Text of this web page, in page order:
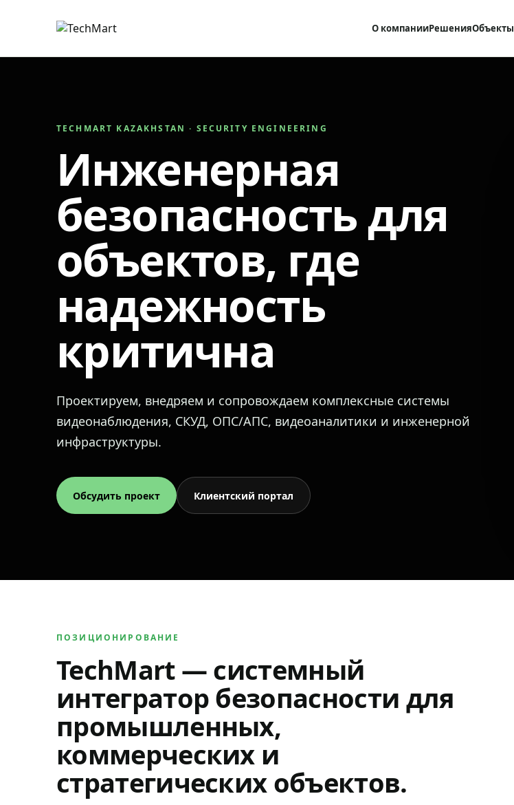
О компанииРешенияОбъекты
TECHMART KAZAKHSTAN · SECURITY ENGINEERING
Инженерная
безопасность для
объектов, где
надежность
критична
Проектируем, внедряем и сопровождаем комплексные системы
видеонаблюдения, СКУД, ОПС/АПС, видеоаналитики и инженерной
инфраструктуры.
Обсудить проект Клиентский портал
ПОЗИЦИОНИРОВАНИЕ
TechMart — системный
интегратор безопасности для
промышленных,
коммерческих и
стратегических объектов.